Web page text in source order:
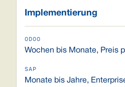
Implementierung
Wochen bis Monate, Preis
Monate bis Jahre,